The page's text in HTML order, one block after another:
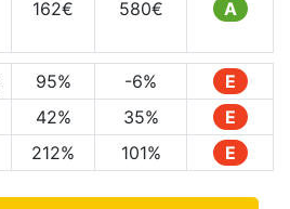
162€ 580€ A
95% -6%
E
42% 35%
E
212% 101% E